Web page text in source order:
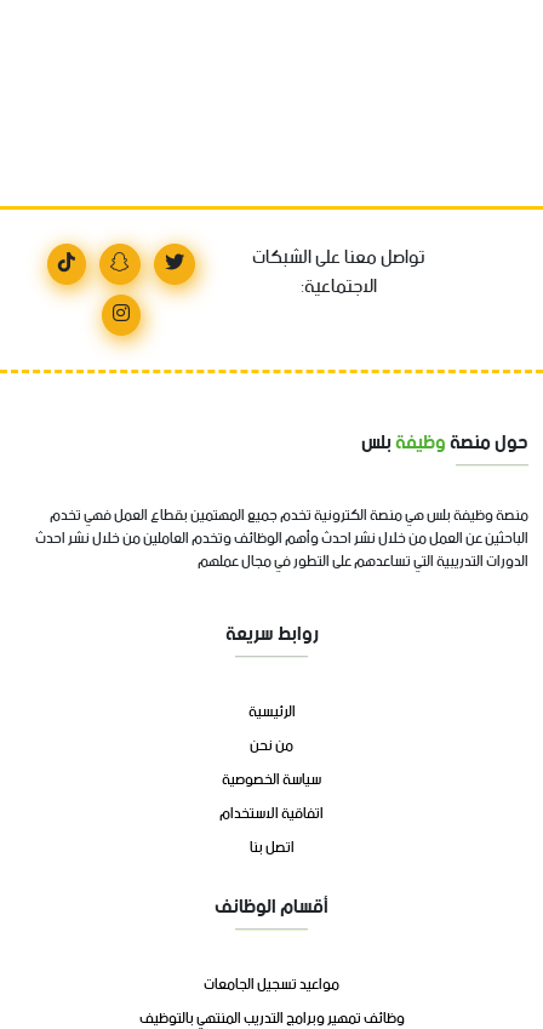
تواصل معنا على الشبكات
الاجتماعية:
حول منصةوظيفةبلس
منصة وظيفة بلس هي منصة الكترونية تخدم جميع المهتمين بقطاع العمل فهي تخدم
الباحثين عن العمل من خلال نشر احدث وأهم الوظائف وتخدم العاملين من خلال نشر احدث
الدورات التدريبية التي تساعدهم على التطور في مجال عملهم
روابط سريعة
الرئيسية
من نحن
سياسة الخصوصية
اتفاقية الاستخدام
اتصل بنا
أقسام الوظائف
مواعيد تسجيل الجامعات
وظائف تمهير وبرامج التدريب المنتهي بالتوظيف